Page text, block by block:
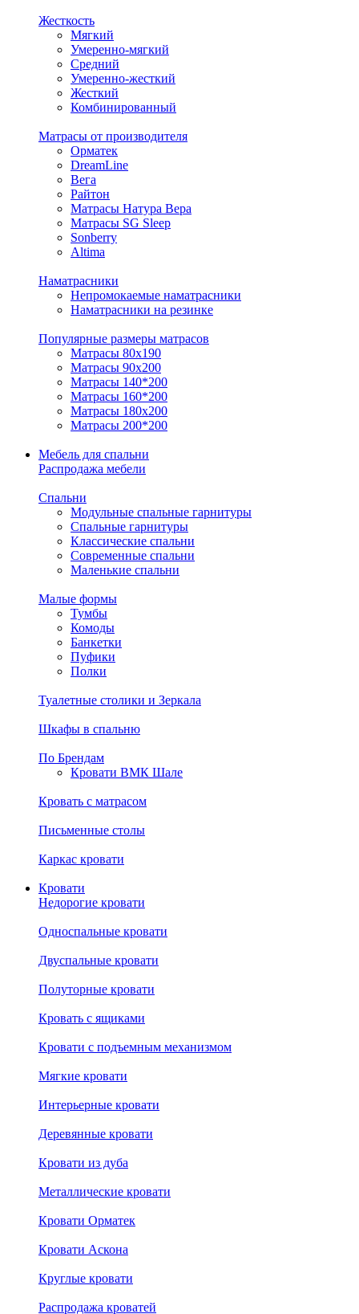
Жесткость
Мягкий
Умеренно-мягкий
Средний
Умеренно-жесткий
Жесткий
Комбинированный
Матрасы от производителя
Орматек
DreamLine
Вега
Райтон
Матрасы Натура Вера
Матрасы SG Sleep
Sonberry
Altima
Наматрасники
Непромокаемые наматрасники
Наматрасники на резинке
Популярные размеры матрасов
Матрасы 80x190
Матрасы 90x200
Матрасы 140*200
Матрасы 160*200
Матрасы 180x200
Матрасы 200*200
Мебель для спальни
Распродажа мебели
Спальни
Модульные спальные гарнитуры
Спальные гарнитуры
Классические спальни
Современные спальни
Маленькие спальни
Малые формы
Тумбы
Комоды
Банкетки
Пуфики
Полки
Туалетные столики и Зеркала
Шкафы в спальню
По Брендам
Кровати ВМК Шале
Кровать с матрасом
Письменные столы
Каркас кровати
Кровати
Недорогие кровати
Односпальные кровати
Двуспальные кровати
Полуторные кровати
Кровать с ящиками
Кровати с подъемным механизмом
Мягкие кровати
Интерьерные кровати
Деревянные кровати
Кровати из дуба
Металлические кровати
Кровати Орматек
Кровати Аскона
Круглые кровати
Распродажа кроватей